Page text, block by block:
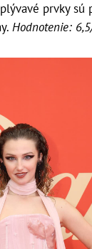
prvky sú
Hodnotenie: